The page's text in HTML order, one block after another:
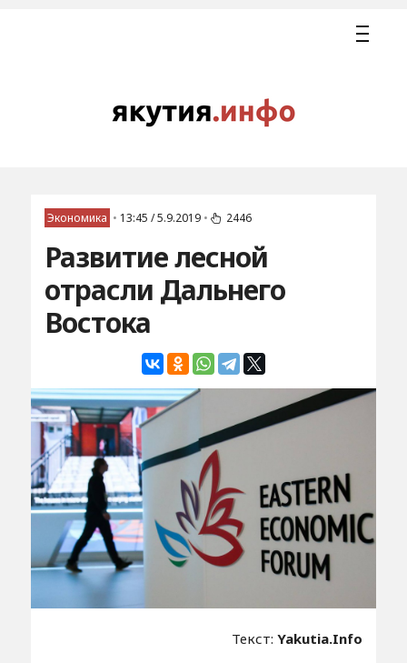
Экономика • 13:45 / 5.9.2019 • 2446
Развитие лесной
отрасли Дальнего
Востока
Текст:Yakutia.Info